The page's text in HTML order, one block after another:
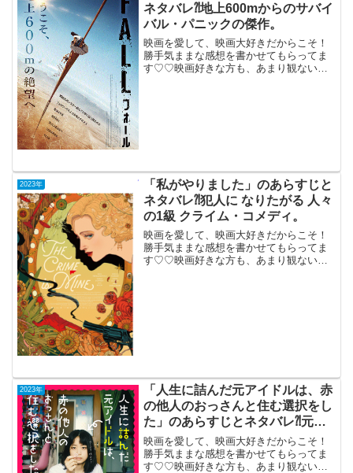
ネタバレ⁈地上600mからのサバイ
バル・パニックの傑作。
映画を愛して、映画大好きだからこそ！
勝手気ままな感想を書かせてもらってま
す♡♡映画好きな方も、あまり観ない方
2023年
「私がやりました」のあらすじと
ネタバレ⁈犯人に なりたがる 人々
の1級 クライム・コメディ。
映画を愛して、映画大好きだからこそ！
勝手気ままな感想を書かせてもらってま
す♡♡映画好きな方も、あまり観ない方
2023年
「人生に詰んだ元アイドルは、赤
の他人のおっさんと住む選択をし
た」のあらすじとネタバレ⁈元ア
イドルの人生再生コメディ。
映画を愛して、映画大好きだからこそ！
勝手気ままな感想を書かせてもらってま
す♡♡映画好きな方も、あまり観ない方